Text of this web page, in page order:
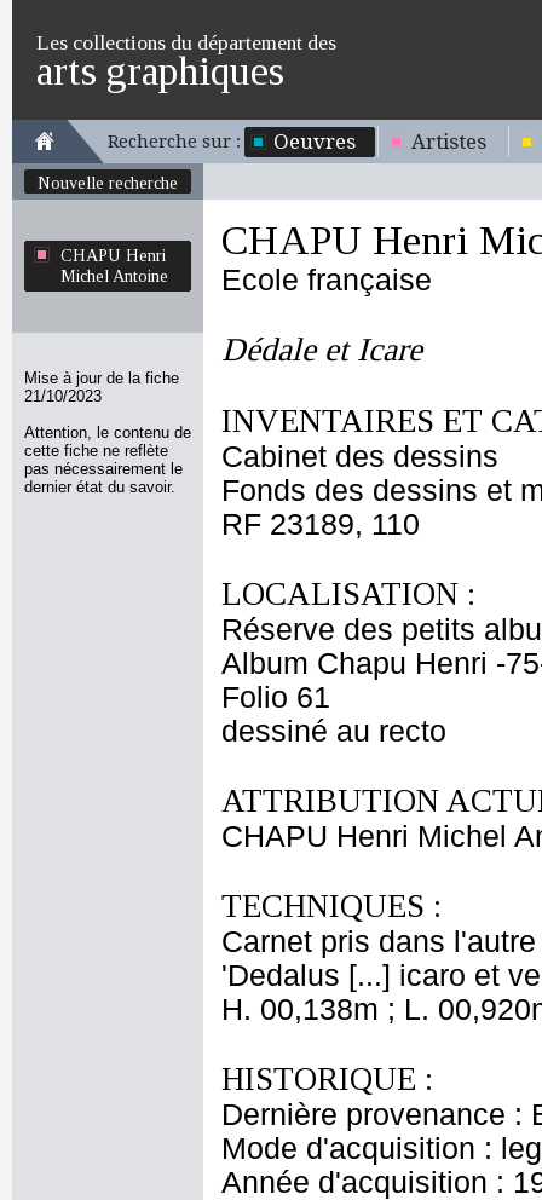
Les collections du département des
arts graphiques
Recherche sur : Oeuvres Artistes
Nouvelle recherche
CHAPU Henri
Michel Antoine
Mise à jour de la fiche
21/10/2023
Attention, le contenu de
cette fiche ne reflète
pas nécessairement le
dernier état du savoir.
CHAPU Henri
Ecole française
Dédale et Icare
INVENTAIRES ET
Cabinet des dessins
Fonds des dessins et
RF 23189, 110
LOCALISATION :
Réserve des petits
Album Chapu Henri -
Folio 61
dessiné au recto
ATTRIBUTION
CHAPU Henri Michel
TECHNIQUES :
Carnet pris dans
'Dedalus [...] icaro et
H. 00,138m ; L.
HISTORIQUE :
Dernière provenance :
Mode d'acquisition :
Année d'acquisition :